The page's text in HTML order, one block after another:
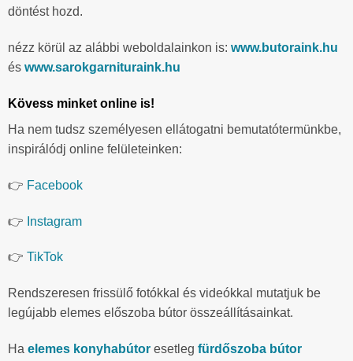
döntést hozd.
nézz körül az alábbi weboldalainkon is: www.butoraink.hu
és www.sarokgarnituraink.hu
Kövess minket online is!
Ha nem tudsz személyesen ellátogatni bemutatótermünkbe,
inspirálódj online felületeinken:
👉 Facebook
👉 Instagram
👉 TikTok
Rendszeresen frissülő fotókkal és videókkal mutatjuk be
legújabb elemes előszoba bútor összeállításainkat.
Ha elemes konyhabútor esetleg fürdőszoba bútor